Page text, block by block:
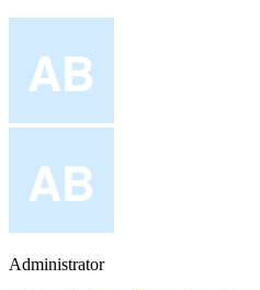
Administrator